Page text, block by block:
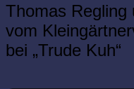
Thomas Regling
vom
bei „Trude Kuh“